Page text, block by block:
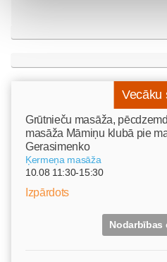
Vecāku
Grūtnieču masāža,
masāža Māmiņu klubā pie
Gerasimenko
Ķermeņa masāža
10.08 11:30-15:30
Izpārdots
Nodarbības